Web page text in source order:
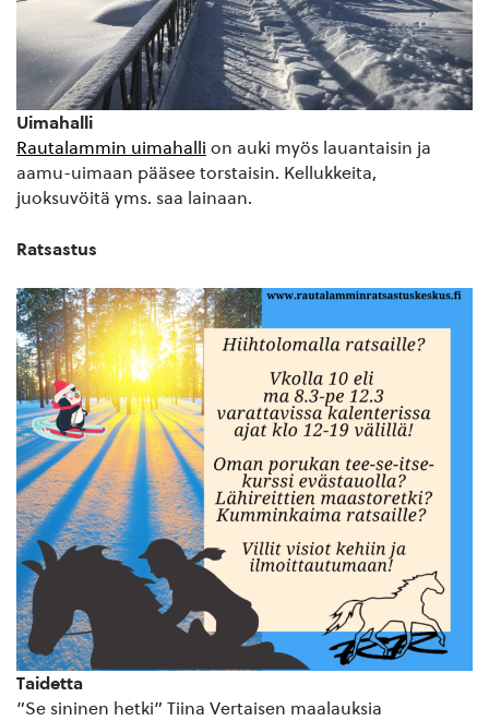
Uimahalli
Rautalammin uimahalli on auki myös lauantaisin ja
aamu-uimaan pääsee torstaisin. Kellukkeita,
juoksuvöitä yms. saa lainaan.
Ratsastus
Taidetta
”Se sininen hetki” Tiina Vertaisen maalauksia